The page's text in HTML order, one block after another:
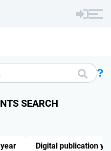
SEARCH
Digital publication